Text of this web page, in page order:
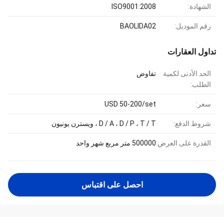
الشهادة: ISO9001:2008
رقم الموديل: BAOLIDA02
تداول العقارات
الحد الأدنى لكمية
الطلب:
تفاوض
سعر: USD 50-200/set
شروط الدفع: D / A ، D / P ، T / T ، ويسترن يونيون
القدرة على العرض:500000 متر مربع شهر واحد
احصل على اقتباس